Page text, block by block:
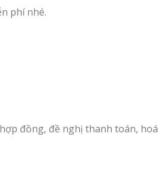
phí nhé.
đồng, đề nghị thanh toán, hoá